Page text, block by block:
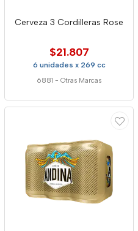
Cerveza 3 Cordilleras Rose
$21.807
6 unidades x 269 cc
6881 - Otras Marcas